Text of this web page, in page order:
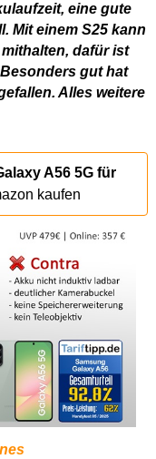
eine gute
Mit einem S25 kann
dafür ist
gut hat
Alles weitere
A56 5G für
kaufen